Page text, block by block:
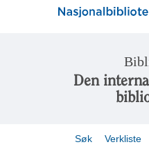
Den
Søk Verkliste